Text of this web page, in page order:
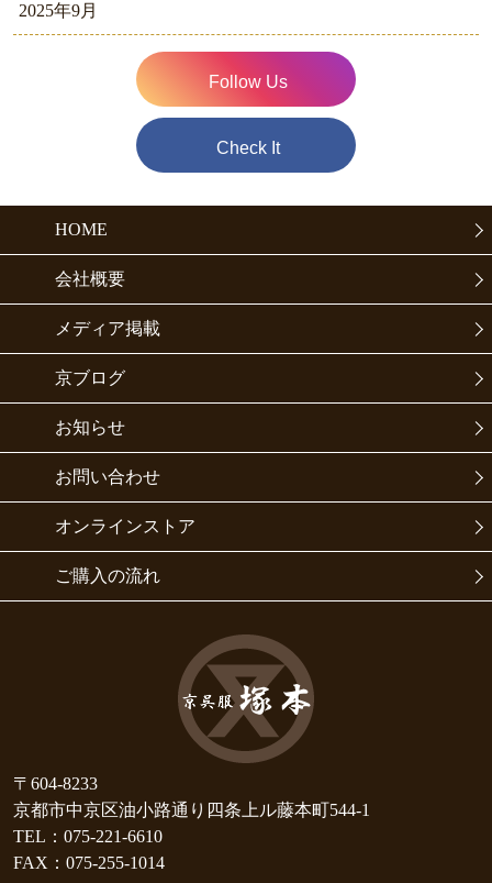
2025年9月
Follow Us
Check It
HOME
会社概要
メディア掲載
京ブログ
お知らせ
お問い合わせ
オンラインストア
ご購入の流れ
〒604-8233
京都市中京区油小路通り四条上ル藤本町544-1
TEL：075-221-6610
FAX：075-255-1014